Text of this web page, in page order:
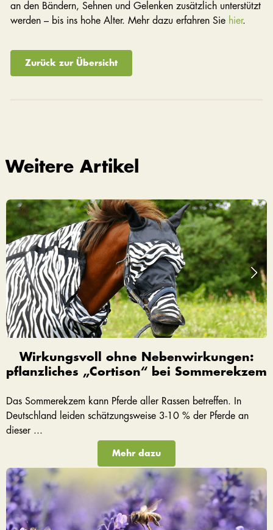
an den Bändern, Sehnen und Gelenken zusätzlich unterstützt
werden – bis ins hohe Alter. Mehr dazu erfahren Sie hier.
Zurück zur Übersicht
Weitere Artikel
Wirkungsvoll ohne Nebenwirkungen:
pflanzliches „Cortison“ bei Sommerekzem
Das Sommerekzem kann Pferde aller Rassen betreffen. In
Deutschland leiden schätzungsweise 3-10 % der Pferde an
dieser ...
Mehr dazu